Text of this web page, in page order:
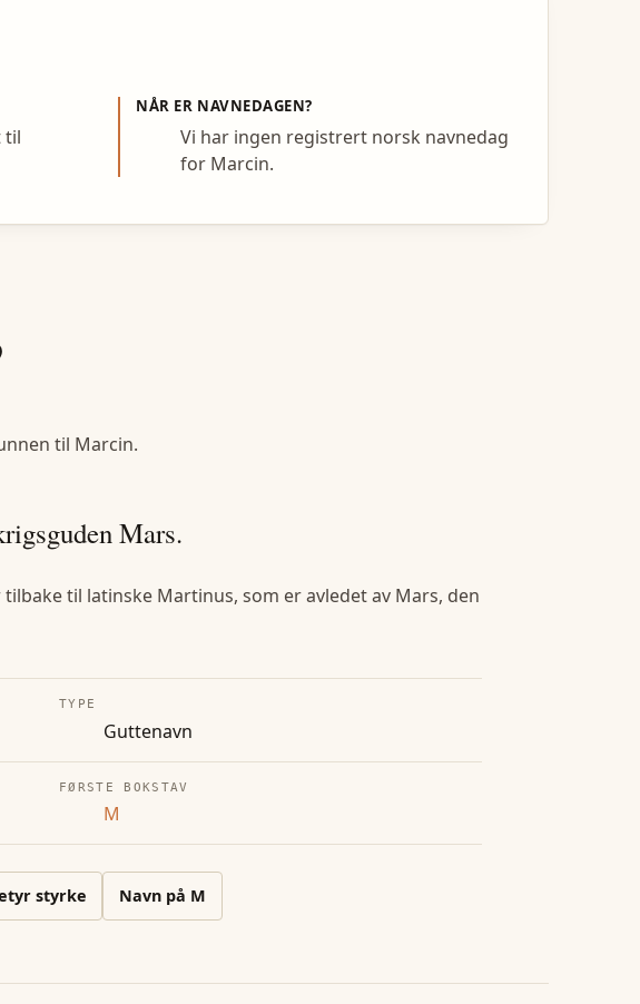
til
NÅR ER NAVNEDAGEN?
Vi har ingen registrert norsk navnedag
for Marcin.
til Marcin.
Mars.
til latinske Martinus, som er avledet av Mars, den
TYPE
Guttenavn
FØRSTE BOKSTAV
M
styrke Navn på M